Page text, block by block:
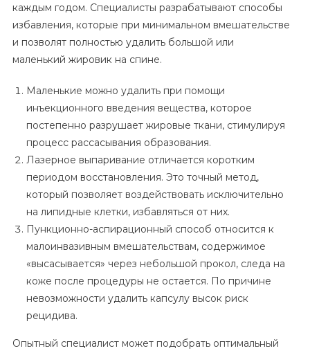
каждым годом. Специалисты разрабатывают способы
избавления, которые при минимальном вмешательстве
и позволят полностью удалить большой или
маленький жировик на спине.
Маленькие можно удалить при помощи
инъекционного введения вещества, которое
постепенно разрушает жировые ткани, стимулируя
процесс рассасывания образования.
Лазерное выпаривание отличается коротким
периодом восстановления. Это точный метод,
который позволяет воздействовать исключительно
на липидные клетки, избавляться от них.
Пункционно-аспирационный способ относится к
малоинвазивным вмешательствам, содержимое
«высасывается» через небольшой прокол, следа на
коже после процедуры не остается. По причине
невозможности удалить капсулу высок риск
рецидива.
Опытный специалист может подобрать оптимальный